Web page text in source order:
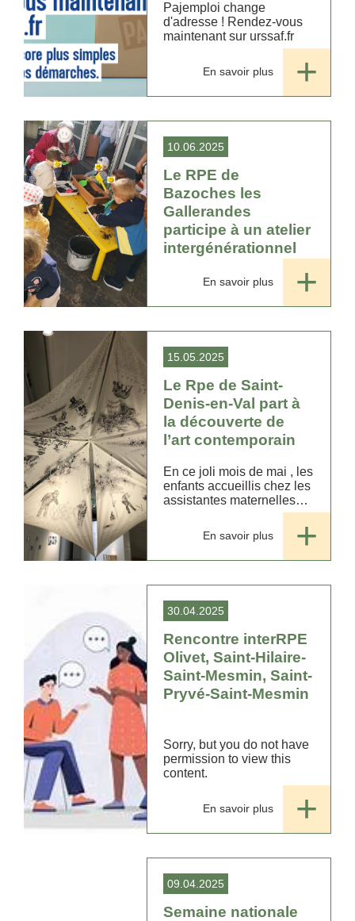
Pajemploi change
d'adresse ! Rendez-vous
maintenant sur urssaf.fr
En savoir plus
10.06.2025
Le RPE de
Bazoches les
Gallerandes
participe à un atelier
intergénérationnel
En savoir plus
15.05.2025
Le Rpe de Saint-
Denis-en-Val part à
la découverte de
l’art contemporain
En ce joli mois de mai , les
enfants accueillis chez les
assistantes maternelles
sont allés avec le Relais
Petite Enfance de la
commune de Saint Denis
en Val , à la découverte du
En savoir plus
30.04.2025
Rencontre interRPE
Olivet, Saint-Hilaire-
Saint-Mesmin, Saint-
Pryvé-Saint-Mesmin
Sorry, but you do not have
permission to view this
content.
En savoir plus
09.04.2025
Semaine nationale